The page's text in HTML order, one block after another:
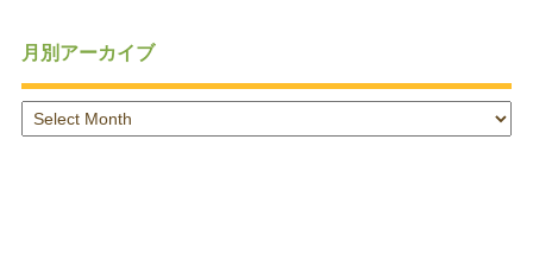
月別アーカイブ